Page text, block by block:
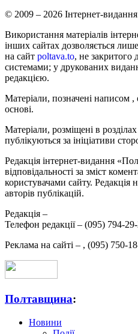
© 2009 – 2026 Інтернет-
Використання матеріалів
інших сайтах дозволяється
на сайт poltava.to, не закритого
системами; у друкованих
редакцією.
Матеріали, позначені написом ,
основі.
Матеріали, розміщені в
публікуються за ініціативи
Редакція інтернет-видання
відповідальності за зміст
користувачами сайту. Редакція
авторів публікацій.
Редакція –
Телефон редакції – (095) 794-
Реклама на сайті – , (095) 750-
Полтавщина:
Новини